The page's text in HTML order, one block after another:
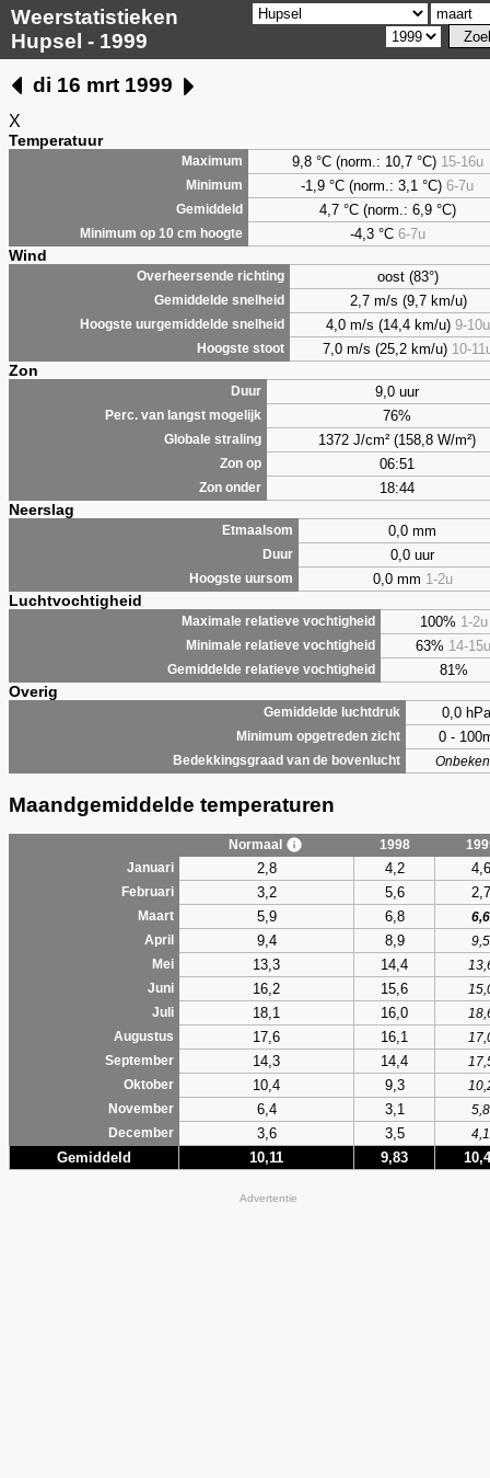
Weerstatistieken
Hupsel - 1999
di 16 mrt 1999
X
Temperatuur
Maximum 9,8°C (norm.: 10,7 °C) 15-16u
Minimum -1,9 °C (norm.: 3,1 °C) 6-7u
Gemiddeld 4,7°C (norm.: 6,9 °C)
Minimum op 10 cm hoogte -4,3 °C 6-7u
Wind
Overheersende richting oost (83°)
Gemiddelde snelheid 2,7 m/s (9,7 km/u)
Hoogste uurgemiddelde snelheid 4,0 m/s (14,4 km/u) 9-10u
Hoogste stoot 7,0 m/s (25,2 km/u) 10-
Zon
Duur 9,0 uur
Perc. van langst mogelijk 76%
Globale straling 1372 J/cm² (158,8 W/m²)
Zon op 06:51
Zon onder 18:44
Neerslag
Etmaalsom 0,0 mm
Duur 0,0 uur
Hoogste uursom 0,0 mm 1-2u
Luchtvochtigheid
Maximale relatieve vochtigheid 100% 1-2u
Minimale relatieve vochtigheid 63% 14-15u
Gemiddelde relatieve vochtigheid 81%
Overig
Gemiddelde luchtdruk 0,0 hPa
Minimum opgetreden zicht 0 -
Bedekkingsgraad van de bovenlucht
Maandgemiddelde temperaturen
Normaal 1998
Januari
2,8 4,2 4,6
Februari 3,2 5,6 2,7
Maart 5,9 6,8
6,6
April
9,4 8,9
9,5
Mei
13,3 14,4
Juni
16,2 15,6
Juli
18,1 16,0
Augustus
17,6 16,1
September
14,3 14,4
Oktober
10,4 9,3
November
6,4 3,1
5,8
December
3,6 3,5 4,1
Gemiddeld 10,11 9,83
Advertentie